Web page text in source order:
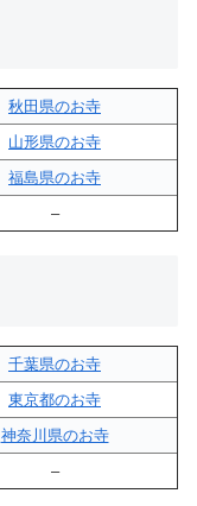
秋田県のお寺
山形県のお寺
福島県のお寺
–
千葉県のお寺
東京都のお寺
神奈川県のお寺
–